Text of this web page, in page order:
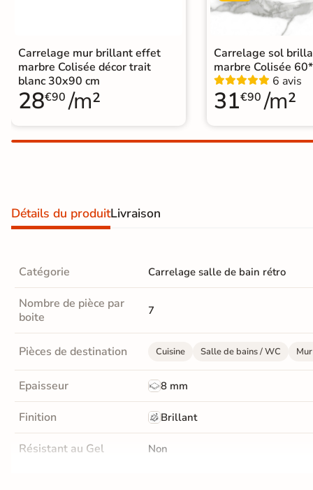
DIMENSION
Carrelage
hexagonal
Voir tous les
PAR FINITION
Carrelage poli /
semi-poli
Carrelage brillant
Échantillons gratuits
Carrelage mur brillant effet
marbre Colisée décor trait
blanc 30x90 cm
28€90 /m²
Carrelage sol
marbre Colisée
6 avis
31€90 /m²
Détails du produitLivraison
Catégorie Carrelage salle de bain rétro
Nombre de pièce par
boite
7
Pièces de destination Cuisine Salle de bains / WC
Epaisseur 8 mm
Finition Brillant
Résistant au Gel Non